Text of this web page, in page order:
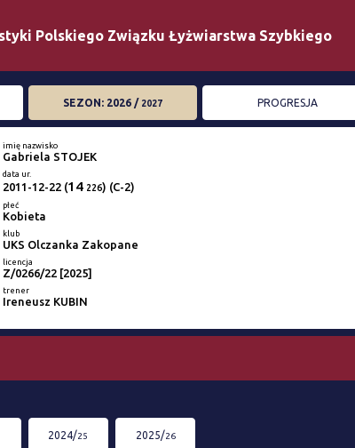
Polskiego Związku Łyżwiarstwa Szybkiego
SEZON: 2026 / 2027 PROGRESJA
imię nazwisko
Gabriela STOJEK
data ur.
2011-12-22 (14 226) (C-2)
płeć
Kobieta
klub
UKS Olczanka Zakopane
licencja
Z/0266/22 [2025]
trener
Ireneusz KUBIN
2024/25 2025/26